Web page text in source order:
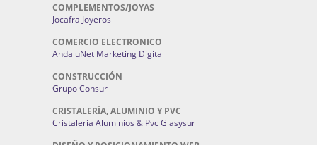
COMPLEMENTOS/JOYAS
Jocafra Joyeros
COMERCIO ELECTRONICO
AndaluNet Marketing Digital
CONSTRUCCIÓN
Grupo Consur
CRISTALERÍA, ALUMINIO Y PVC
Cristaleria Aluminios & Pvc Glasysur